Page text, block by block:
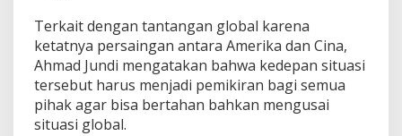
Terkait dengan tantangan global karena
ketatnya persaingan antara Amerika dan Cina,
Ahmad Jundi mengatakan bahwa kedepan situasi
tersebut harus menjadi pemikiran bagi semua
pihak agar bisa bertahan bahkan mengusai
situasi global.